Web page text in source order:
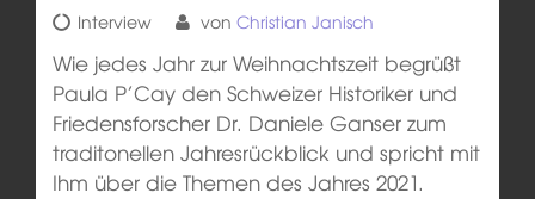
Interview von Christian Janisch
Wie jedes Jahr zur Weihnachtszeit begrüßt
Paula P’Cay den Schweizer Historiker und
Friedensforscher Dr. Daniele Ganser zum
traditonellen Jahresrückblick und spricht mit
Ihm über die Themen des Jahres 2021.